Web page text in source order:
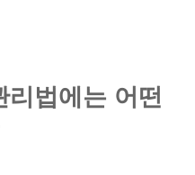
법에는 어떤